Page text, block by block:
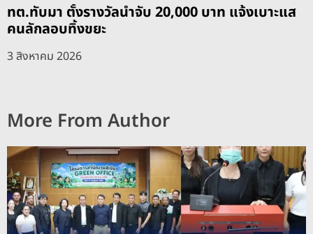
ทต.ทับมา ตั้งรางวัลนำจับ 20,000 บาท แจ้งเบาะแส
คนลักลอบทิ้งขยะ
3 สิงหาคม 2026
More From Author